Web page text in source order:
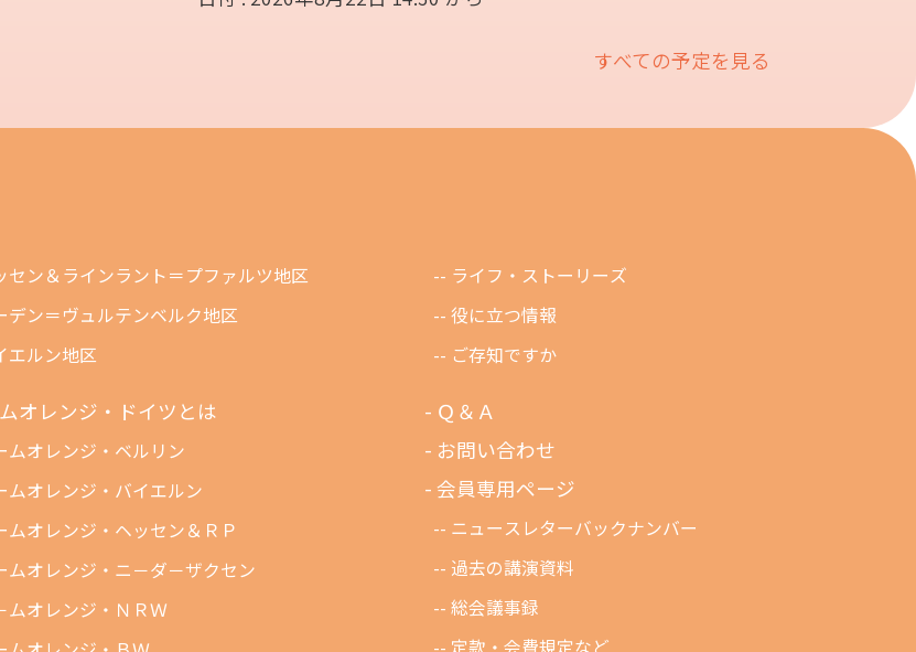
すべての予定を見る
セン＆ラインラント＝プファルツ地区
デン＝ヴュルテンベルク地区
エルン地区
オレンジ・ドイツとは
ムオレンジ・ベルリン
ムオレンジ・バイエルン
ムオレンジ・ヘッセン＆ＲＰ
ムオレンジ・ニ－ダ－ザクセン
ムオレンジ・ＮＲＷ
ライフ・ストーリーズ
役に立つ情報
ご存知ですか
Ｑ＆Ａ
お問い合わせ
会員専用ページ
ニュースレターバックナンバー
過去の講演資料
総会議事録